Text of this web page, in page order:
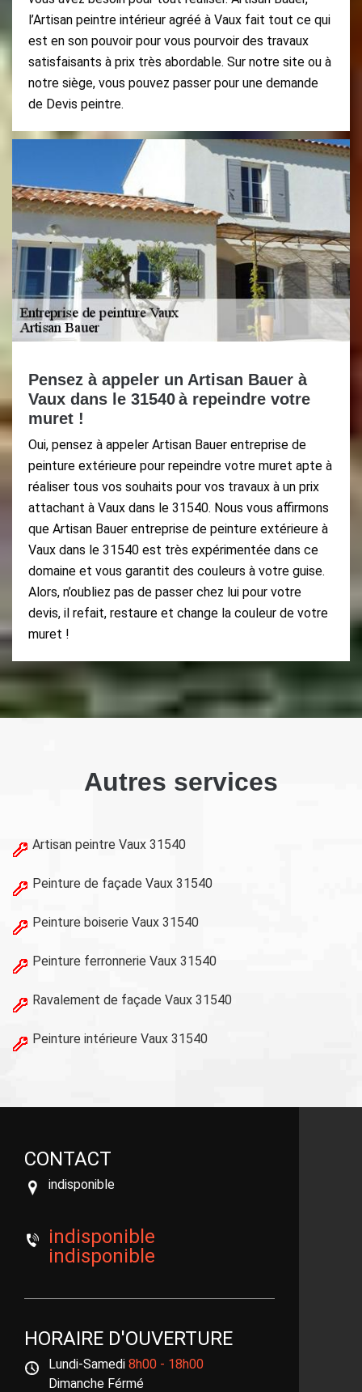
l’Artisan peintre intérieur agréé à Vaux fait tout ce qui
est en son pouvoir pour vous pourvoir des travaux
satisfaisants à prix très abordable. Sur notre site ou à
notre siège, vous pouvez passer pour une demande
de Devis peintre.
Pensez à appeler un Artisan Bauer à
Vaux dans le 31540 à repeindre votre
muret !
Oui, pensez à appeler Artisan Bauer entreprise de
peinture extérieure pour repeindre votre muret apte à
réaliser tous vos souhaits pour vos travaux à un prix
attachant à Vaux dans le 31540. Nous vous affirmons
que Artisan Bauer entreprise de peinture extérieure à
Vaux dans le 31540 est très expérimentée dans ce
domaine et vous garantit des couleurs à votre guise.
Alors, n’oubliez pas de passer chez lui pour votre
devis, il refait, restaure et change la couleur de votre
muret !
Autres services
Artisan peintre Vaux 31540
Peinture de façade Vaux 31540
Peinture boiserie Vaux 31540
Peinture ferronnerie Vaux 31540
Ravalement de façade Vaux 31540
Peinture intérieure Vaux 31540
CONTACT
indisponible
indisponible
indisponible
HORAIRE D'OUVERTURE
Lundi-Samedi 8h00 - 18h00
Dimanche Férmé